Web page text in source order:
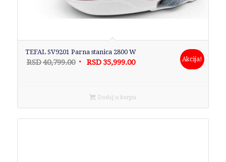
TEFAL SV9201 Parna stanica 2800 W
RSD40,799.00 Originalna
bila:
RSD40,799.00.
RSD 35,999.00Trenutna
RSD35,999.00.
Akcija!
Dodaj u korpu